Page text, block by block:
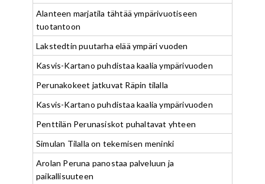
Alanteen marjatila tähtää ympärivuotiseen
tuotantoon
Lakstedtin puutarha elää ympäri vuoden
Kasvis-Kartano puhdistaa kaalia ympärivuoden
Perunakokeet jatkuvat Räpin tilalla
Kasvis-Kartano puhdistaa kaalia ympärivuoden
Penttilän Perunasiskot puhaltavat yhteen
Simulan Tilalla on tekemisen meninki
Arolan Peruna panostaa palveluun ja
paikallisuuteen